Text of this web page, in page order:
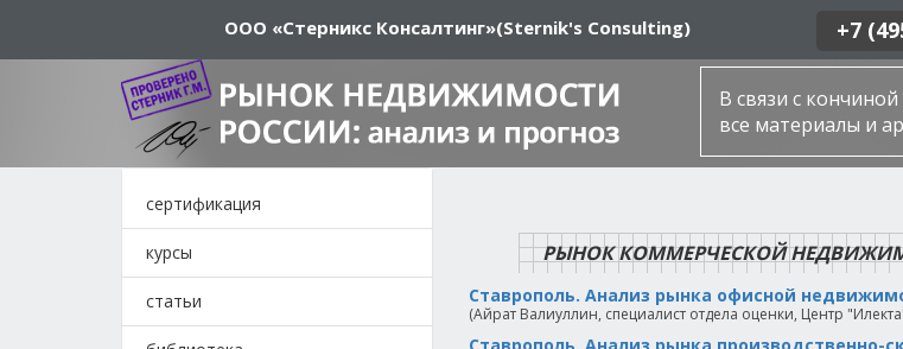
ООО «Стерникс Консалтинг»(Sternik's Consulting) +7
В связи с
все материалы и
сертификация
курсы
статьи
РЫНОК КОММЕРЧЕСКОЙ
Ставрополь. Анализ рынка офисной
(Айрат Валиуллин, специалист отдела оценки, Центр